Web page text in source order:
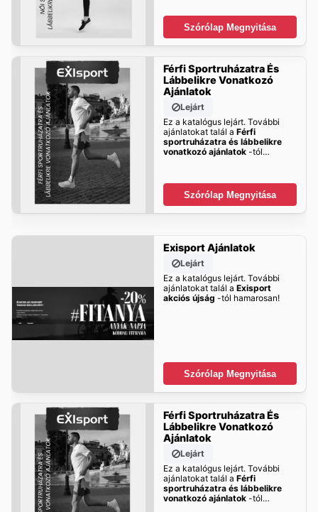
Szórólap Megnyitása
Férfi Sportruházatra És
Lábbelikre Vonatkozó
Ajánlatok
Lejárt
Ez a katalógus lejárt. További
ajánlatokat talál a Férfi
sportruházatra és lábbelikre
vonatkozó ajánlatok-tól
Szórólap Megnyitása
Exisport Ajánlatok
Lejárt
Ez a katalógus lejárt. További
ajánlatokat talál a Exisport
akciós újság -tól hamarosan!
Szórólap Megnyitása
Férfi Sportruházatra És
Lábbelikre Vonatkozó
Ajánlatok
Lejárt
Ez a katalógus lejárt. További
ajánlatokat talál a Férfi
sportruházatra és lábbelikre
vonatkozó ajánlatok-tól